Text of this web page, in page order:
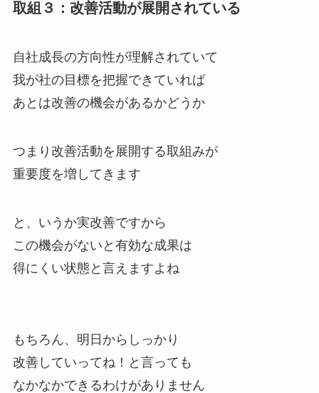
取組３：改善活動が展開されている
自社成長の方向性が理解されていて
我が社の目標を把握できていれば
あとは改善の機会があるかどうか
つまり改善活動を展開する取組みが
重要度を増してきます
と、いうか実改善ですから
この機会がないと有効な成果は
得にくい状態と言えますよね
もちろん、明日からしっかり
改善していってね！と言っても
なかなかできるわけがありません